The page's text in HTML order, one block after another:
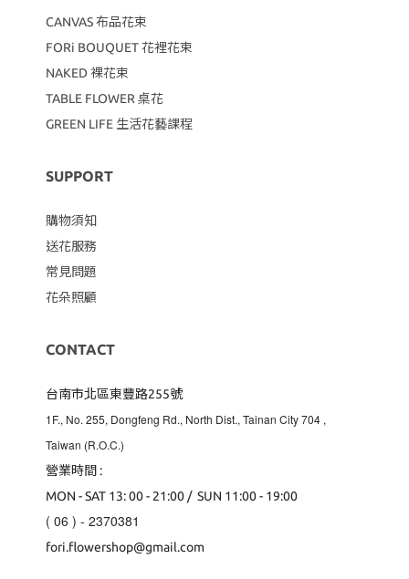
CANVAS布品花束
FORi BOUQUET 花裡花束
NAKED 裸花束
TABLE FLOWER 桌花
GREEN LIFE 生活花藝課程
SUPPORT
購物須知
送花服務
常見問題
花朵照顧
CONTACT
台南市北區東豐路255號
1F., No. 255, Dongfeng Rd., North Dist., Tainan City 704 ,
Taiwan (R.O.C.)
營業時間 :
MON - SAT 13: 00 - 21:00 / SUN 11:00 - 19:00
( 06 ) - 2370381
fori.flowershop@gmail.com